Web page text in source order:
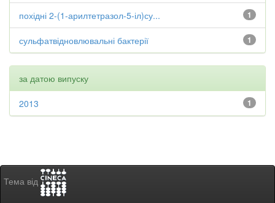
1
похідні 2-(1-арилтетразол-5-іл)су...
1
сульфатвідновлювальні бактерії
за датою випуску
1
2013
Тема від